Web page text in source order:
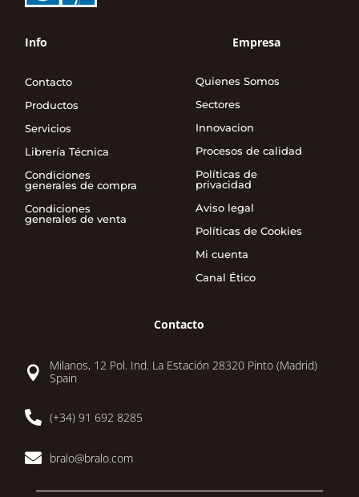
Info
Contacto
Productos
Servicios
Librería Técnica
Condiciones
generales de compra
Condiciones
generales de venta
Empresa
Quienes Somos
Sectores
Innovacion
Procesos de calidad
Políticas de
privacidad
Aviso legal
Políticas de Cookies
Mi cuenta
Canal Ético
Contacto

Milanos, 12 Pol. Ind. La Estación 28320 Pinto (Madrid)
Spain
 (+34) 91 692 8285
 bralo@bralo.com